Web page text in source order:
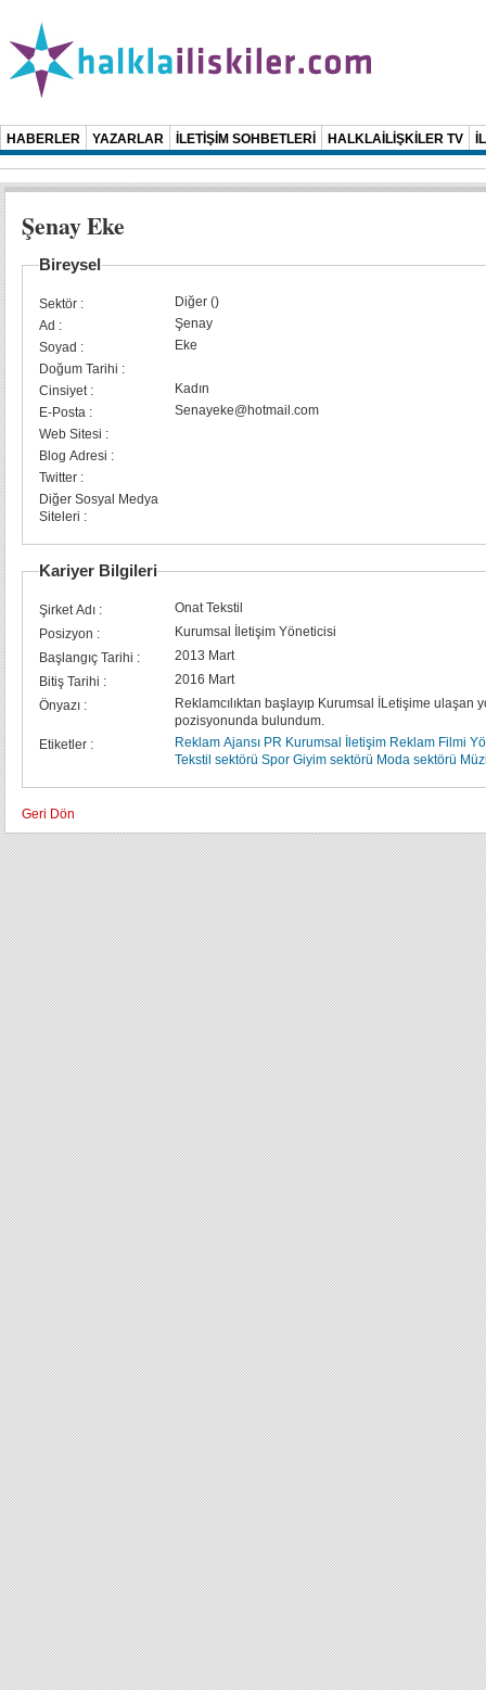
HABERLER YAZARLAR İLETİŞİM SOHBETLERİ HALKLAİLİŞKİLER TV
Şenay Eke
Bireysel
Sektör :
Diğer ()
Ad :
Şenay
Soyad :
Eke
Doğum Tarihi :
Cinsiyet :
Kadın
E-Posta :
Senayeke@hotmail.com
Web Sitesi :
Blog Adresi :
Twitter :
Diğer Sosyal Medya
Siteleri :
Kariyer Bilgileri
Şirket Adı :
Onat Tekstil
Posizyon :
Kurumsal İletişim Yöneticisi
Başlangıç Tarihi :
2013 Mart
Bitiş Tarihi :
2016 Mart
Önyazı :
Reklamcılıktan başlayıp Kurumsal İLetişime ulaşan
pozisyonunda bulundum.
Etiketler :
Reklam Ajansı PR Kurumsal İletişim Reklam Filmi
Tekstil sektörü Spor Giyim sektörü Moda sektörü
Geri Dön